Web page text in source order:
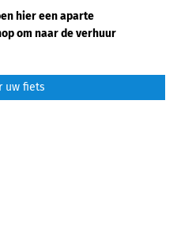
hier een aparte
om naar de verhuur
uw fiets